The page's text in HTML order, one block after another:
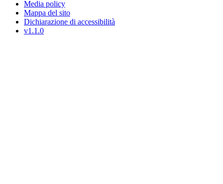
Media policy
Mappa del sito
Dichiarazione di accessibilità
v1.1.0